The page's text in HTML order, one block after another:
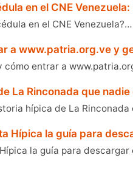
en el CNE
en el CNE Venezuela?…
a www.patria.org.ve y
cómo entrar a
La Rinconada que
hípica de La
Hípica la guía para
la guía para descargar